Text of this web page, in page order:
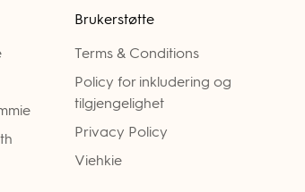
Brukerstøtte
Terms & Conditions
Policy for inkludering og
tilgjengelighet
Privacy Policy
Viehkie